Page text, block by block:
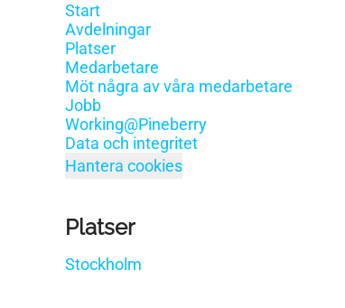
Start
Avdelningar
Platser
Medarbetare
Möt några av våra medarbetare
Jobb
Working@Pineberry
Data och integritet
Hantera cookies
Platser
Stockholm